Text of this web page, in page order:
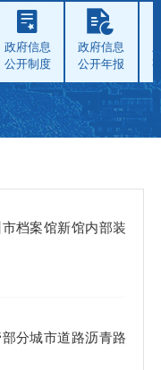
政府信息
公开制度
政府信息
公开年报
档案馆新馆内部装
分城市道路沥青路